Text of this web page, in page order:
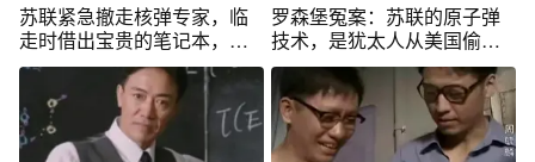
苏联紧急撤走核弹专家，临
走时借出宝贵的笔记本，原
来数据有假
罗森堡冤案：苏联的原子弹
技术，是犹太人从美国偷来
的？